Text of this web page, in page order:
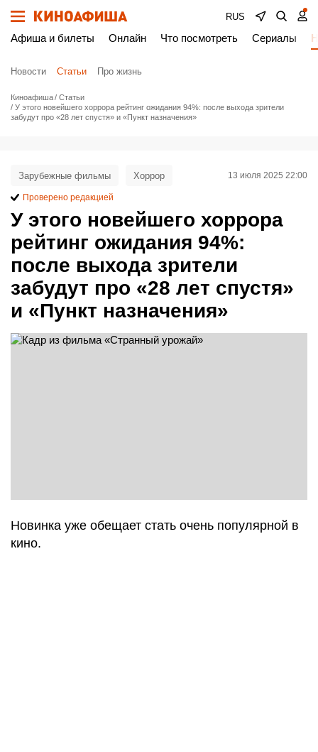
RUS
Афиша и билеты Онлайн Что посмотреть Сериалы
Новости Статьи Про жизнь
Киноафиша
Статьи
У этого новейшего хоррора рейтинг ожидания 94%: после выхода зрители
забудут про «28 лет спустя» и «Пункт назначения»
У этого новейшего хоррора
рейтинг ожидания 94%:
после выхода зрители
забудут про «28 лет спустя»
и «Пункт назначения»
Зарубежные фильмы Хоррор 13 июля 2025 22:00
Проверено редакцией
Новинка уже обещает стать очень популярной в
кино.